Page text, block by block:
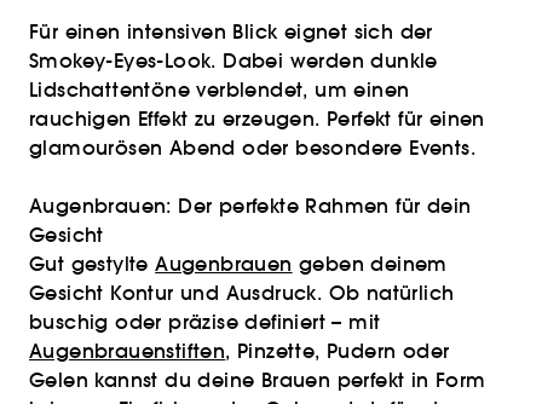
Für einen intensiven Blick eignet sich der
Smokey-Eyes-Look. Dabei werden dunkle
Lidschattentöne verblendet, um einen
rauchigen Effekt zu erzeugen. Perfekt für einen
glamourösen Abend oder besondere Events.
Augenbrauen: Der perfekte Rahmen für dein
Gesicht
Gut gestylteAugenbrauen geben deinem
Gesicht Kontur und Ausdruck. Ob natürlich
buschig oder präzise definiert – mit
Augenbrauenstiften, Pinzette, Pudern oder
Gelen kannst du deine Brauen perfekt in Form